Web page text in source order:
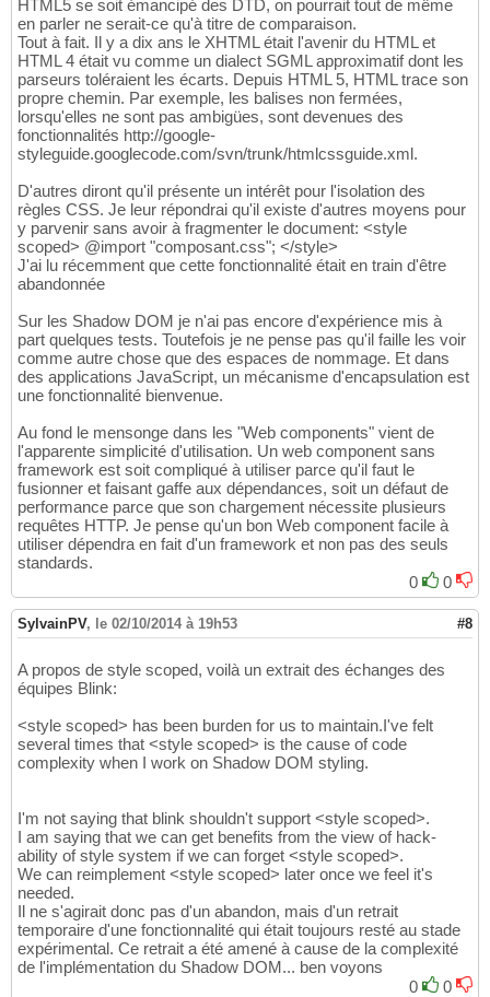
HTML5 se soit émancipé des DTD, on pourrait tout de même
en parler ne serait-ce qu'à titre de comparaison.
Tout à fait. Il y a dix ans le XHTML était l'avenir du HTML et
HTML 4 était vu comme un dialect SGML approximatif dont les
parseurs toléraient les écarts. Depuis HTML 5, HTML trace son
propre chemin. Par exemple, les balises non fermées,
lorsqu'elles ne sont pas ambigües, sont devenues des
fonctionnalités http://google-
styleguide.googlecode.com/svn/trunk/htmlcssguide.xml.
D'autres diront qu'il présente un intérêt pour l'isolation des
règles CSS. Je leur répondrai qu'il existe d'autres moyens pour
y parvenir sans avoir à fragmenter le document: <style
scoped> @import "composant.css"; </style>
J'ai lu récemment que cette fonctionnalité était en train d'être
abandonnée
Sur les Shadow DOM je n'ai pas encore d'expérience mis à
part quelques tests. Toutefois je ne pense pas qu'il faille les voir
comme autre chose que des espaces de nommage. Et dans
des applications JavaScript, un mécanisme d'encapsulation est
une fonctionnalité bienvenue.
Au fond le mensonge dans les "Web components" vient de
l'apparente simplicité d'utilisation. Un web component sans
framework est soit compliqué à utiliser parce qu'il faut le
fusionner et faisant gaffe aux dépendances, soit un défaut de
performance parce que son chargement nécessite plusieurs
requêtes HTTP. Je pense qu'un bon Web component facile à
utiliser dépendra en fait d'un framework et non pas des seuls
standards.
0
0
SylvainPV, le 02/10/2014 à 19h53 #8
A propos de style scoped, voilà un extrait des échanges des
équipes Blink:
<style scoped> has been burden for us to maintain.I've felt
several times that <style scoped> is the cause of code
complexity when I work on Shadow DOM styling.
I'm not saying that blink shouldn't support <style scoped>.
I am saying that we can get benefits from the view of hack-
ability of style system if we can forget <style scoped>.
We can reimplement <style scoped> later once we feel it's
needed.
Il ne s'agirait donc pas d'un abandon, mais d'un retrait
temporaire d'une fonctionnalité qui était toujours resté au stade
expérimental. Ce retrait a été amené à cause de la complexité
de l'implémentation du Shadow DOM... ben voyons
0
0